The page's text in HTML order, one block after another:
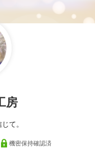
房
て。
機密保持確認済